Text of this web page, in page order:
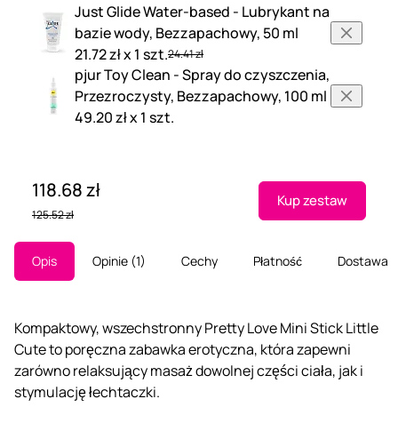
Just Glide Water-based - Lubrykant na
bazie wody, Bezzapachowy, 50 ml
21.72 zł x 1 szt.24.41 zł
pjur Toy Clean - Spray do czyszczenia,
Przezroczysty, Bezzapachowy, 100 ml
49.20 zł x 1 szt.
118.68 zł
125.52 zł
Kup zestaw
Opis Opinie 1 Cechy Płatność Dostawa
Kompaktowy, wszechstronny Pretty Love Mini Stick Little
Cute to poręczna zabawka erotyczna, która zapewni
zarówno relaksujący masaż dowolnej części ciała, jak i
stymulację łechtaczki.